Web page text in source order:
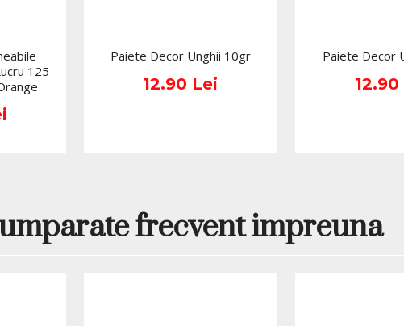
Pentru metoda de
Off Remover intr-un recipient
stralucitoare fara prea mult
*Produsele prezentate sunt
Nuanta, tonul si intensitatea
125
Paiete Decor Unghii 10gr
12.90 Lei
Paiete Decor
frecvent impreuna